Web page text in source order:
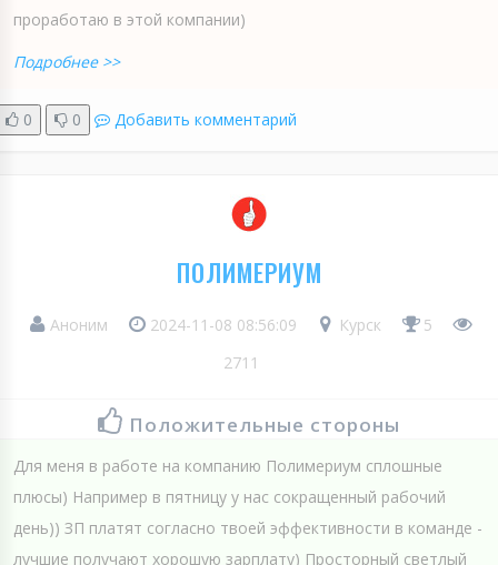
проработаю в этой компании)
Подробнее >>
0 0 Добавить комментарий
ПОЛИМЕРИУМ
Аноним 2024-11-08 08:56:09 Курск
5
2711
Положительные стороны
Для меня в работе на компанию Полимериум сплошные
плюсы) Например в пятницу у нас сокращенный рабочий
день)) ЗП платят согласно твоей эффективности в команде -
лучшие получают хорошую зарплату) Просторный светлый